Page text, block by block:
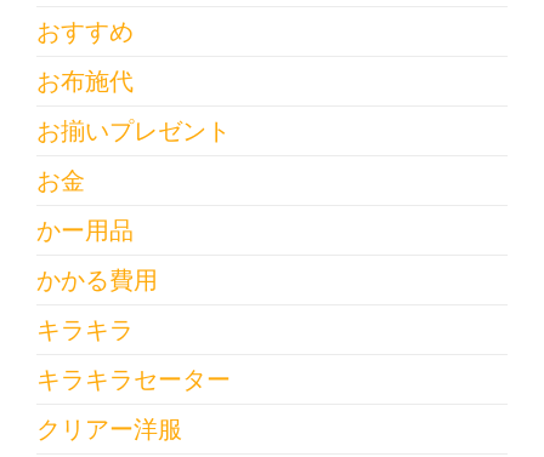
おすすめ
お布施代
お揃いプレゼント
お金
かー用品
かかる費用
キラキラ
キラキラセーター
クリアー洋服